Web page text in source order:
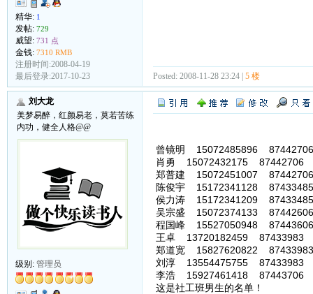
精华: 1
发帖: 729
威望: 731 点
金钱: 7310 RMB
注册时间:2008-04-19
最后登录:2017-10-23
Posted: 2008-11-28 23:24 | 5 楼
刘大龙
美梦易醉，红颜易老，莫若苦练
内功，健全人格@@
级别: 管理员
曾镜明 15072485896
肖勇 15072432175
郑普建 15072451007
陈俊宇 15172341128
侯力涛 15172341209
吴宗盛 15072374133
程国峰 15527050948
王卓 13720182459
郑道宽 15827620822
刘淳 13554475755
李浩 15927461418
这是社工班男生的名单！